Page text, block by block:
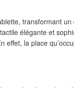
transformant
élégante et
effet, la place